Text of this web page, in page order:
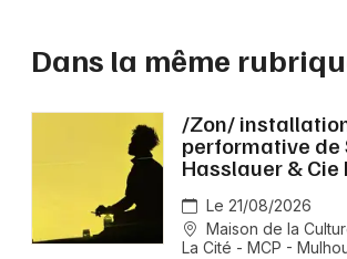
Dans la même
/Zon/
performative de
Hasslauer & Cie
Le 21/08/2026
Maison de la
La Cité - MCP -